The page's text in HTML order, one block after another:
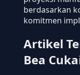
berdasarkan
komitmen
Artikel
Bea